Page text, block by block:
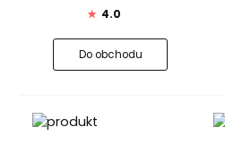
★ 4.0
Do obchodu